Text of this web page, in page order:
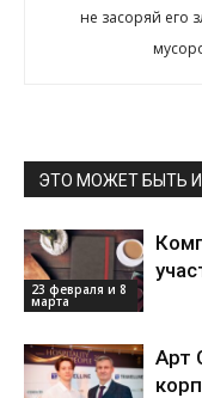
не засоряй его
ЭТО МОЖЕТ БЫТЬ
23 февраля и 8
марта
Арт